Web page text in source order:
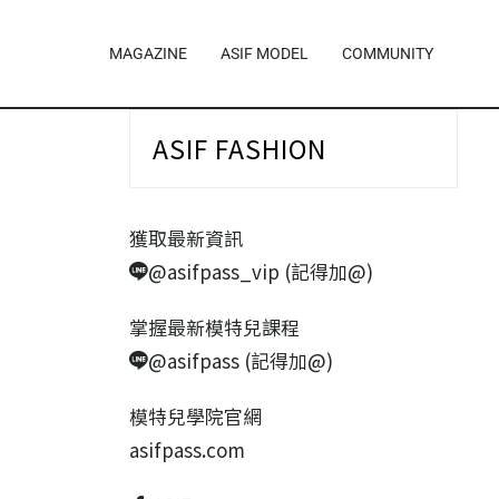
MAGAZINE ASIF MODEL COMMUNITY
ASIF FASHION
獲取最新資訊
@asifpass_vip (記得加@)
掌握最新模特兒課程
@asifpass (記得加@)
模特兒學院官網
asifpass.com